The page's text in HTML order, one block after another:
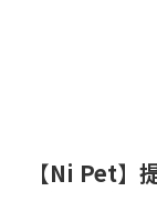
【Ni Pet】